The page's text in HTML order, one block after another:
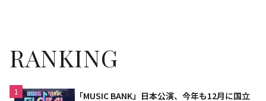
RANKING
1
「MUSIC BANK」日本公演、今年も12月に国立